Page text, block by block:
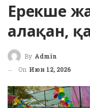
Ерекше
алақан,
By Admin
On Июн 12, 2026